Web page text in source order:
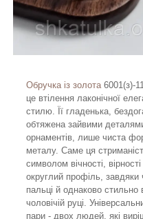
Обручка із золота6001(з)-
це втілення лаконічної
стилю. Її гладенька,
обтяжена зайвими
орнаментів, лише чиста
металу. Саме ця
символом вічності,
округлий профіль,
пальці й однаково стильно
чоловічій руці.
пари - двох людей, які